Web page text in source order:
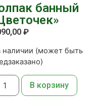
банный
₽
наличии (может быть
В корзину